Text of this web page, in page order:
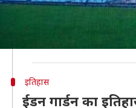
टेस्ट चैंपियनशिप में
ईडन गार्डन में भारत-
इतिहास
ईडन गार्डन का